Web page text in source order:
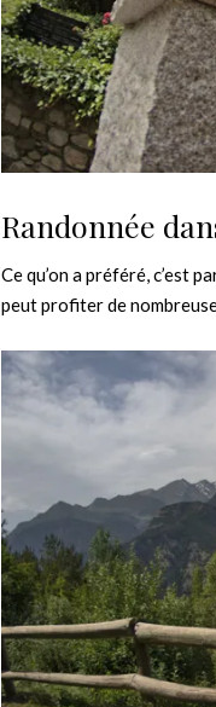
Randonnée
Ce qu’on a préféré, c’est
peut profiter de